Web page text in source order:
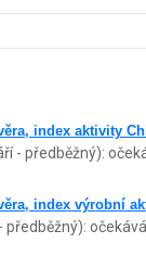
index aktivity
- předběžný):
index výrobní